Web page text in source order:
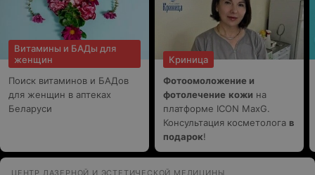
Витамины и БАДы для
женщин
Поиск витаминов и БАДов
для женщин в аптеках
Беларуси
Криница
Фотоомоложение и
фотолечение кожи на
платформе ICON MaxG.
Консультация косметолога в
подарок!
ЦЕНТР ЛАЗЕРНОЙ И ЭСТЕТИЧЕСКОЙ МЕДИЦИНЫ